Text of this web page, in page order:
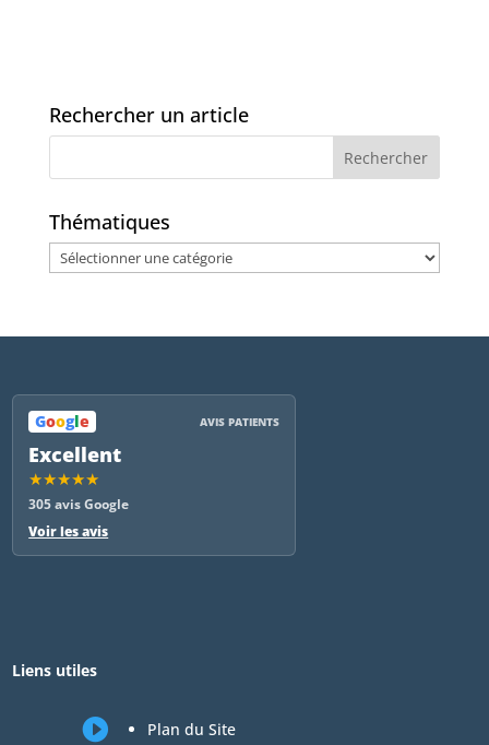
Rechercher un article
Thématiques
Thématiques
Google AVIS PATIENTS
Excellent
★★★★★
305 avis Google
Voir les avis
Liens utiles

Plan du Site